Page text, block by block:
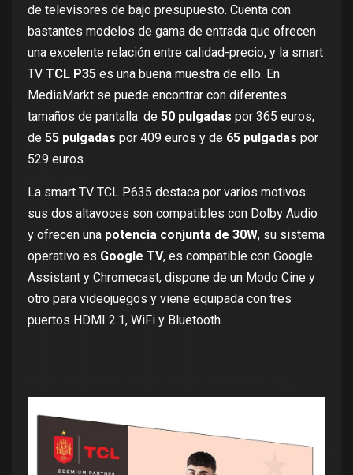
de televisores de bajo presupuesto. Cuenta con
bastantes modelos de gama de entrada que ofrecen
una excelente relación entre calidad-precio, y la smart
TV TCL P35 es una buena muestra de ello. En
MediaMarkt se puede encontrar con diferentes
tamaños de pantalla: de 50 pulgadas por 365 euros,
de 55 pulgadas por 409 euros y de 65 pulgadas por
529 euros.
La smart TV TCL P635 destaca por varios motivos:
sus dos altavoces son compatibles con Dolby Audio
y ofrecen una potencia conjunta de 30W, su sistema
operativo es Google TV, es compatible con Google
Assistant y Chromecast, dispone de un Modo Cine y
otro para videojuegos y viene equipada con tres
puertos HDMI 2.1, WiFi y Bluetooth.